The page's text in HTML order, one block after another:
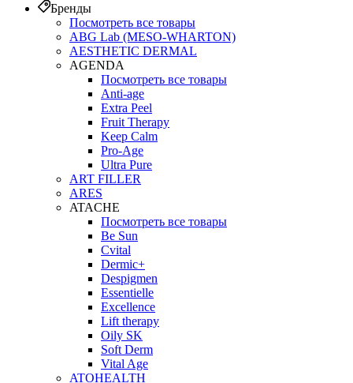
Бренды
Посмотреть все товары
ABG Lab (MESO-WHARTON)
AESTHETIC DERMAL
AGENDA
Посмотреть все товары
Anti-age
Extra Peel
Fruit Therapy
Keep Calm
Pro‑Age
Ultra Pure
ART FILLER
ARES
ATACHE
Посмотреть все товары
Be Sun
Cvital
Dermic+
Despigmen
Essentielle
Excellence
Lift therapy
Oily SK
Soft Derm
Vital Age
ATOHEALTH